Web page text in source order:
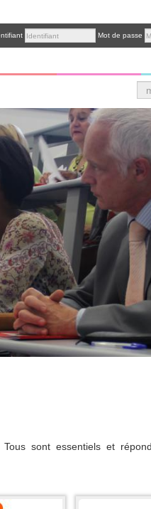
Mot de passe
sont essentiels et